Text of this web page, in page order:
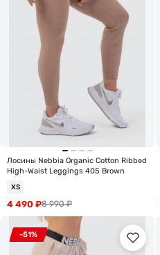
Лосины Nebbia Organic Cotton Ribbed
High-Waist Leggings 405 Brown
XS
8 990₽
4 490 ₽
-51%